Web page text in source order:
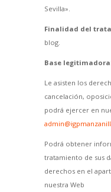
Sevilla».
Finalidad del
blog.
Base
Le asisten los
cancelación,
podrá ejercer en
Podrá obtener
tratamiento de sus
derechos en el
nuestra Web